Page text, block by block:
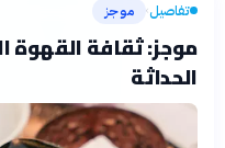
تفاصيل› موجز
موجز: ثقافة القهوة
الحداثة